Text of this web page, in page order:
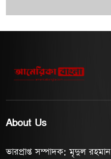
About Us
ভারপ্রাপ্ত সম্পাদক: মৃদুল রহমান